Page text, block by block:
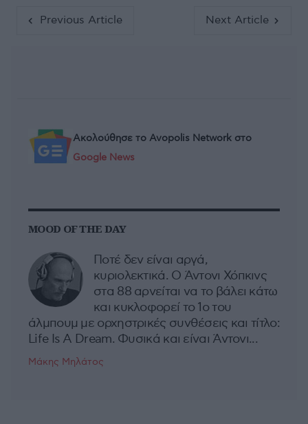
Previous Article Next Article
Ακολούθησε το Avopolis Network στο
Google News
MOOD OF THE DAY
Ποτέ δεν είναι αργά,
κυριολεκτικά. Ο Άντονι Χόπκινς
στα 88 αρνείται να το βάλει κάτω
και κυκλοφορεί το 1ο του
άλμπουμ με ορχηστρικές συνθέσεις και τίτλο:
Life Is A Dream. Φυσικά και είναι Άντονι...
Μάκης Μηλάτος